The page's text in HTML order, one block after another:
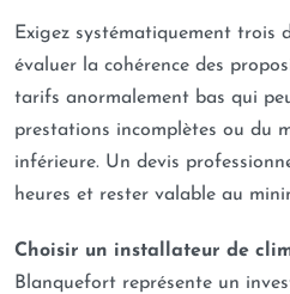
Exigez systématiquement trois
évaluer la cohérence des
tarifs anormalement bas qui
prestations incomplètes ou du
inférieure. Un devis
heures et rester valable au
Choisir un installateur de
Blanquefort représente un